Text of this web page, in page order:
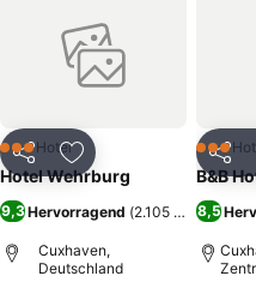
reichhaltiges Frühstücksbuffet
überzeugt vor allem durch
benachbarten Restaurant wird
Kaffeespezialitäten zu sich nehmen. Eine
Kutsche beginnt in Cuxhaven-
einzigartigen Strecke durch
Insel Neuwerk.
Teilen Zu Favoriten
3 SterneHotel
Hotel Wehrburg
9,3Hervorragend (2.105
Cuxhaven,
Deutschland
Teilen
3 Sterne
B&B
8,5